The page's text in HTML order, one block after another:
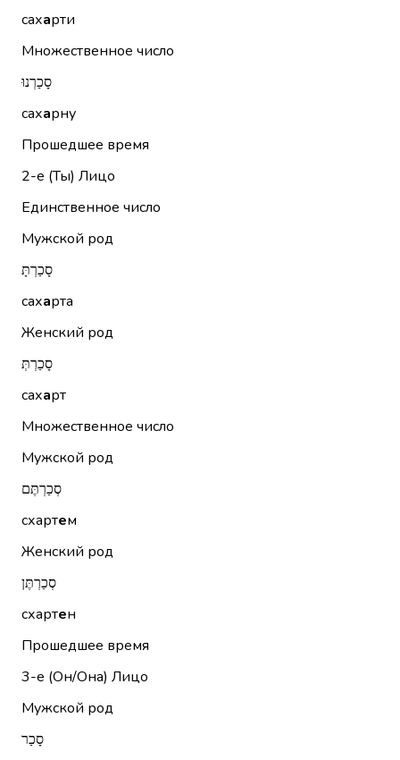
сахарти
Множественное число
סָכַרְנוּ
сахарну
Прошедшее время
2-е (Ты) Лицо
Единственное число
Мужской род
סָכַרְתָּ
сахарта
Женский род
סָכַרְתְּ
сахарт
Множественное число
Мужской род
סְכַרְתֶּם
схартем
Женский род
סְכַרְתֶּן
схартен
Прошедшее время
3-е (Он/Она) Лицо
Мужской род
סָכַר